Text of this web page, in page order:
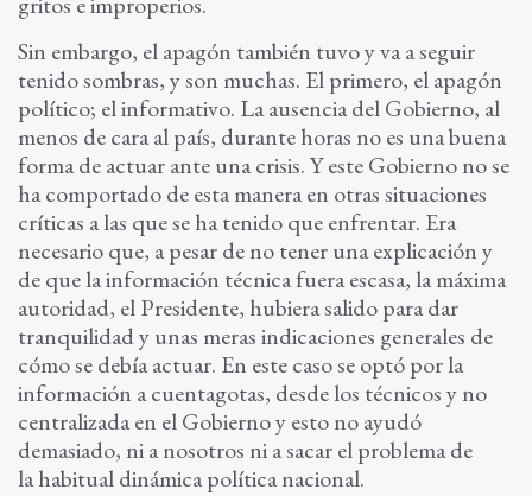
Sin embargo, el apagón también tuvo y va a seguir
tenido sombras, y son muchas. El primero, el apagón
político; el informativo. La ausencia del Gobierno, al
menos de cara al país, durante horas no es una buena
forma de actuar ante una crisis. Y este Gobierno no se
ha comportado de esta manera en otras situaciones
críticas a las que se ha tenido que enfrentar. Era
necesario que, a pesar de no tener una explicación y
de que la información técnica fuera escasa, la máxima
autoridad, el Presidente, hubiera salido para dar
tranquilidad y unas meras indicaciones generales de
cómo se debía actuar. En este caso se optó por la
información a cuentagotas, desde los técnicos y no
centralizada en el Gobierno y esto no ayudó
demasiado, ni a nosotros ni a sacar el problema de
la habitual dinámica política nacional.